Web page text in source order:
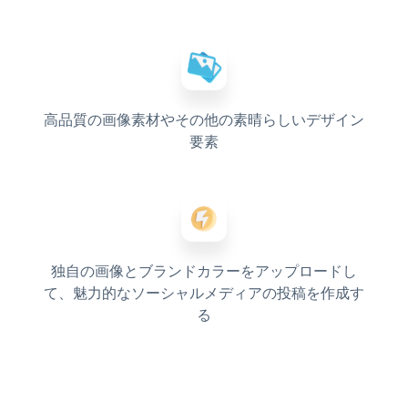
高品質の画像素材やその他の素晴らしいデザイン
要素
独自の画像とブランドカラーをアップロードし
て、魅力的なソーシャルメディアの投稿を作成す
る